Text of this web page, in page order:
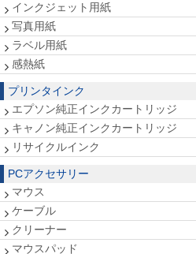
インクジェット用紙
写真用紙
ラベル用紙
感熱紙
プリンタインク
エプソン純正インクカートリッジ
キャノン純正インクカートリッジ
リサイクルインク
PCアクセサリー
マウス
ケーブル
クリーナー
マウスパッド